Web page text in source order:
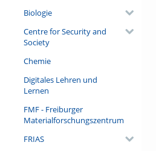
Biologie
Centre for Security and
Society
Chemie
Digitales Lehren und
Lernen
FMF - Freiburger
Materialforschungszentrum
FRIAS